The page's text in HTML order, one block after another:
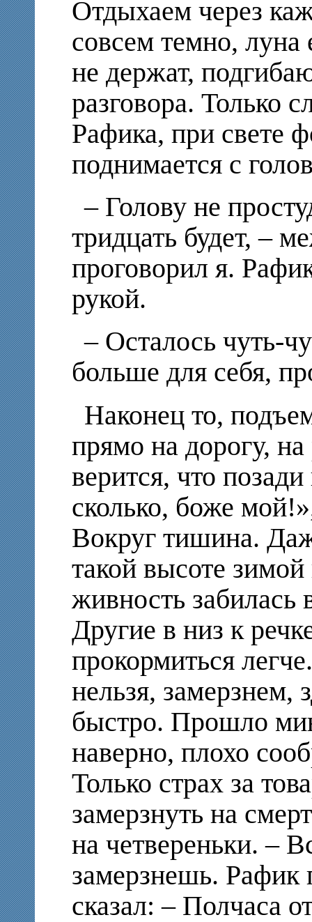
Отдыхаем через
совсем темно,
не держат,
разговора. Только
Рафика, при свете
поднимается с
– Голову не
тридцать будет, –
проговорил я.
рукой.
– Осталось чуть-
больше для себя,
Наконец то,
прямо на дорогу,
верится, что
сколько, боже
Вокруг тишина.
такой высоте
живность забилась
Другие в низ к
прокормиться
нельзя, замерзнем,
быстро. Прошло
наверно, плохо
Только страх за
замерзнуть на
на четвереньки. –
замерзнешь. Рафик
сказал: – Полчаса